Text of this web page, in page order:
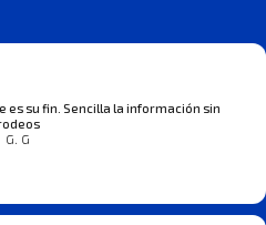
es su fin. Sencilla la información sin
G. G